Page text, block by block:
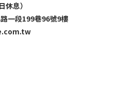
休息）
一段199巷96號9樓